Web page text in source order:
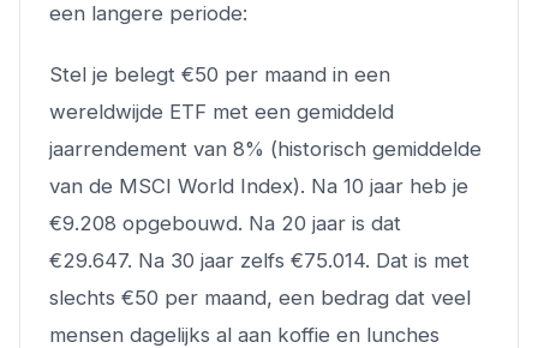
een langere periode:
Stel je belegt €50 per maand in een
wereldwijde ETF met een gemiddeld
jaarrendement van 8% (historisch gemiddelde
van de MSCI World Index). Na 10 jaar heb je
€9.208 opgebouwd. Na 20 jaar is dat
€29.647. Na 30 jaar zelfs €75.014. Dat is met
slechts €50 per maand, een bedrag dat veel
mensen dagelijks al aan koffie en lunches